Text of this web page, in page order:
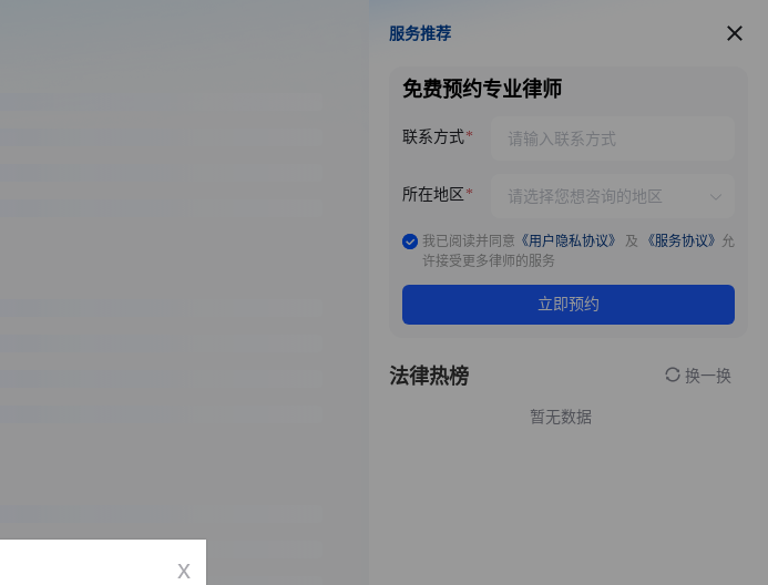
服务推荐
服务推荐
免费预约专业律师
联系方式
所在地区
我已阅读并同意 《用户隐私协议》 及 《服务协议》 允
许接受更多律师的服务
立即预约
法律热榜 换一换
暂无数据
x